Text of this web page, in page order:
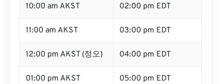
10:00 am AKST 02:00 pm EDT
11:00 am AKST 03:00 pm EDT
12:00 pm AKST (정오) 04:00 pm EDT
01:00 pm AKST 05:00 pm EDT